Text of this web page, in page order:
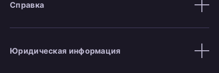
Справка
Юридическая информация